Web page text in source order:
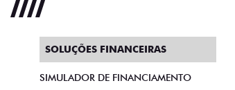
SOLUÇÕES FINANCEIRAS
SIMULADOR DE FINANCIAMENTO